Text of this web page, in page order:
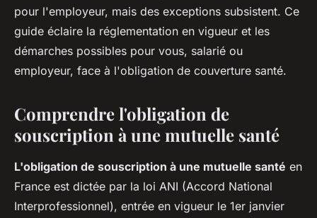
pour l'employeur, mais des exceptions subsistent. Ce
guide éclaire la réglementation en vigueur et les
démarches possibles pour vous, salarié ou
employeur, face à l'obligation de couverture santé.
Comprendre l'obligation de
souscription à une mutuelle santé
L'obligation de souscription à une mutuelle santé en
France est dictée par la loi ANI (Accord National
Interprofessionnel), entrée en vigueur le 1er janvier